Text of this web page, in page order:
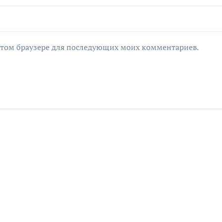
браузере для последующих моих комментариев.